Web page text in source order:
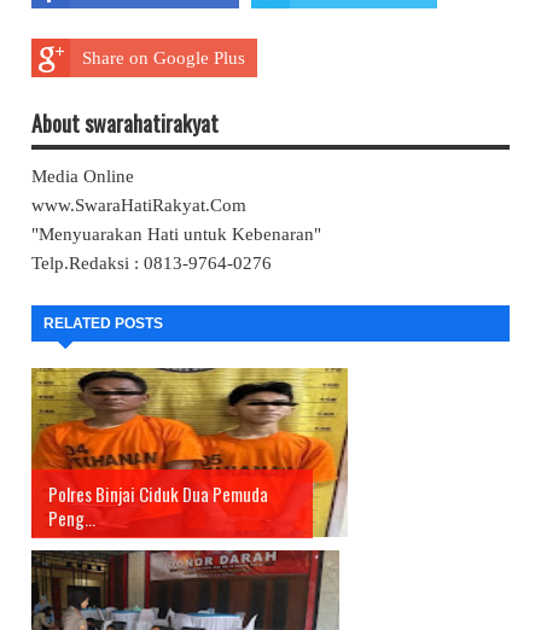
Share on Google Plus
About swarahatirakyat
Media Online
www.SwaraHatiRakyat.Com
"Menyuarakan Hati untuk Kebenaran"
Telp.Redaksi : 0813-9764-0276
RELATED POSTS
Polres Binjai Ciduk Dua Pemuda
Peng...